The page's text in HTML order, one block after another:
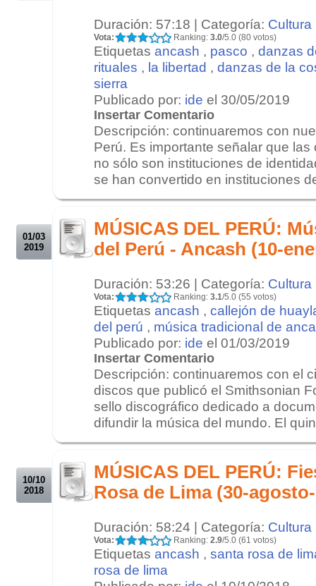
Duración: 57:18 | Categoría: Cultura
Vota: Ranking: 3.0/5.0 (80 votos)
Etiquetas ancash , pasco , danzas
rituales , la libertad , danzas de la
sierra
Publicado por: ide el 30/05/2019
Insertar Comentario
Descripción: continuaremos con
Perú. Es importante señalar que
no sólo son instituciones de
se han convertido en instituciones
01/03
2019
MÚSICAS DEL PERÚ:
del Perú - Ancash (10-
Duración: 53:26 | Categoría: Cultura
Vota: Ranking: 3.1/5.0 (55 votos)
Etiquetas ancash , callejón de
del perú , música tradicional de
Publicado por: ide el 01/03/2019
Insertar Comentario
Descripción: continuaremos con el
discos que publicó el Smithsonian
sello discográfico dedicado a
difundir la música del mundo. El
10/10
2018
MÚSICAS DEL PERÚ:
Rosa de Lima (30-
Duración: 58:24 | Categoría: Cultura
Vota: Ranking: 2.9/5.0 (61 votos)
Etiquetas ancash , santa rosa de
rosa de lima